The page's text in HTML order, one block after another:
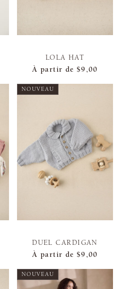
LOLA HAT
À partir de $9,00
NOUVEAU
DUEL CARDIGAN
À partir de $9,00
NOUVEAU